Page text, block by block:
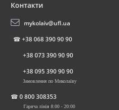
Контакти
mykolaiv@ufl.ua
☎ +38 068 390 90 90
+38 073 390 90 90
+38 095 390 90 90
Замовлення по Миколаїву
☎ 0 800 308353
Гаряча лінія 8:00 - 20:00